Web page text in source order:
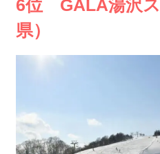
6位 GALA湯沢
県）